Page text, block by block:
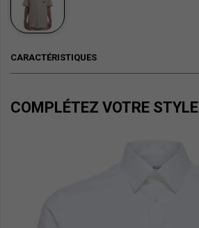
CARACTÉRISTIQUES
COMPLÉTEZ VOTRE STYLE